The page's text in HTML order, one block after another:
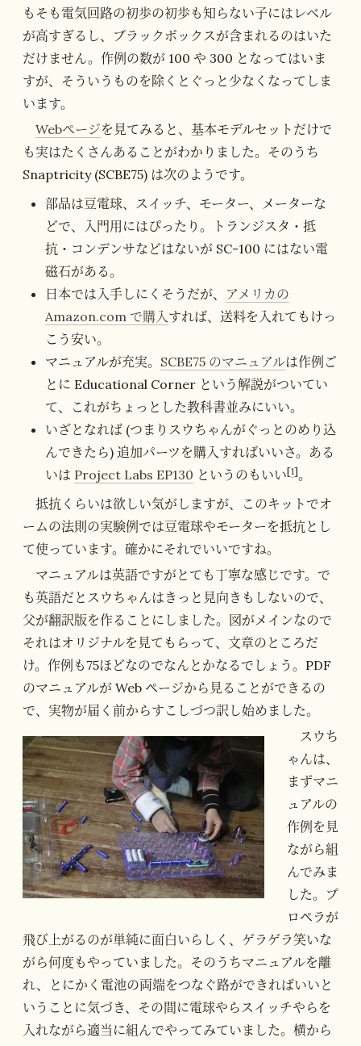
もそも電気回路の初歩の初歩も知らない子にはレベル
が高すぎるし、ブラックボックスが含まれるのはいた
だけません。作例の数が 100 や 300 となってはいま
すが、そういうものを除くとぐっと少なくなってしま
います。
Webページを見てみると、基本モデルセットだけで
も実はたくさんあることがわかりました。そのうち
Snaptricity (SCBE75) は次のようです。
部品は豆電球、スイッチ、モーター、メーターな
どで、入門用にはぴったり。トランジスタ・抵
抗・コンデンサなどはないが SC-100 にはない電
磁石がある。
日本では入手しにくそうだが、 アメリカの
Amazon.com で購入すれば、送料を入れてもけっ
こう安い。
マニュアルが充実。 SCBE75 のマニュアルは作例ご
とに Educational Corner という解説がついてい
て、これがちょっとした教科書並みにいい。
いざとなれば (つまりスウちゃんがぐっとのめり込
んできたら) 追加パーツを購入すればいいさ。ある
いは Project Labs EP130 というのもいい[1]。
抵抗くらいは欲しい気がしますが、このキットでオ
ームの法則の実験例では豆電球やモーターを抵抗とし
て使っています。確かにそれでいいですね。
マニュアルは英語ですがとても丁寧な感じです。で
も英語だとスウちゃんはきっと見向きもしないので、
父が翻訳版を作ることにしました。図がメインなので
それはオリジナルを見てもらって、文章のところだ
け。作例も75ほどなのでなんとかなるでしょう。PDF
のマニュアルが Web ページから見ることができるの
で、実物が届く前からすこしづつ訳し始めました。
スウち
ゃんは、
まずマニ
ュアルの
作例を見
ながら組
んでみま
した。プ
ロペラが
飛び上がるのが単純に面白いらしく、ゲラゲラ笑いな
がら何度もやっていました。そのうちマニュアルを離
れ、とにかく電池の両端をつなぐ路ができればいいと
いうことに気づき、その間に電球やらスイッチやらを
入れながら適当に組んでやってみていました。横から